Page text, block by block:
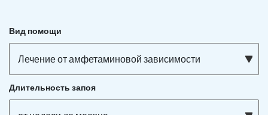
Вид помощи
Лечение от амфетаминовой зависимости
Длительность запоя